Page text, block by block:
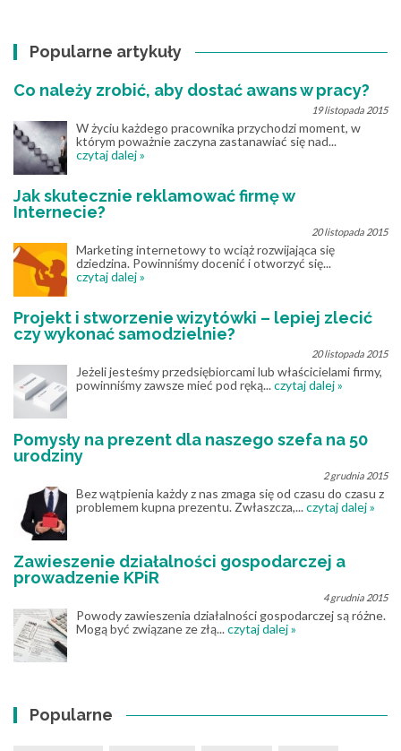
Popularne artykuły
Co należy zrobić, aby dostać awans w pracy?
19 listopada 2015
W życiu każdego pracownika przychodzi moment, w
którym poważnie zaczyna zastanawiać się nad...
czytaj dalej »
Jak skutecznie reklamować firmę w
Internecie?
20 listopada 2015
Marketing internetowy to wciąż rozwijająca się
dziedzina. Powinniśmy docenić i otworzyć się...
czytaj dalej »
Projekt i stworzenie wizytówki – lepiej zlecić
czy wykonać samodzielnie?
20 listopada 2015
Jeżeli jesteśmy przedsiębiorcami lub właścicielami firmy,
powinniśmy zawsze mieć pod ręką...czytaj dalej »
Pomysły na prezent dla naszego szefa na 50
urodziny
2 grudnia 2015
Bez wątpienia każdy z nas zmaga się od czasu do czasu z
problemem kupna prezentu. Zwłaszcza,...czytaj dalej »
Zawieszenie działalności gospodarczej a
prowadzenie KPiR
4 grudnia 2015
Powody zawieszenia działalności gospodarczej są różne.
Mogą być związane ze złą...czytaj dalej »
Popularne